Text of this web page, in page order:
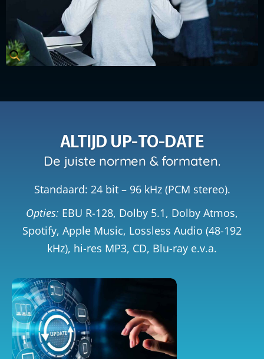
ALTIJD UP-TO-DATE
De juiste normen & formaten.
Standaard: 24 bit – 96 kHz (PCM stereo).
Opties: EBU R-128, Dolby 5.1, Dolby Atmos,
Spotify, Apple Music, Lossless Audio (48-192
kHz), hi-res MP3, CD, Blu-ray e.v.a.